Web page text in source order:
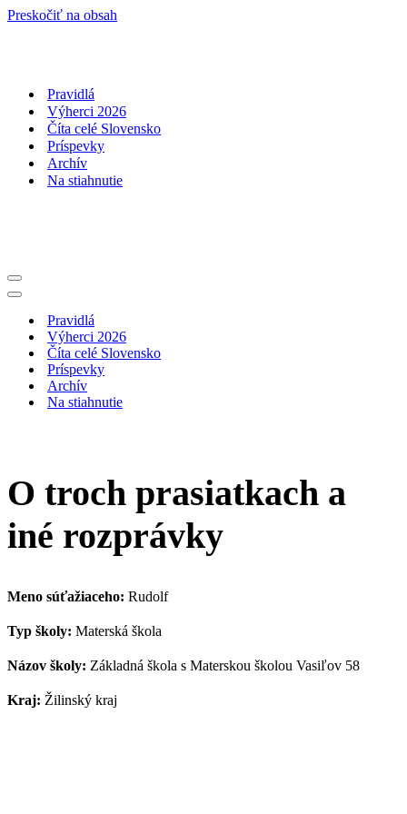
Preskočiť na obsah
Pravidlá
Výherci 2026
Číta celé Slovensko
Príspevky
Archív
Na stiahnutie
Menu
navigácie
Menu
navigáciePravidlá
Výherci 2026
Číta celé Slovensko
Príspevky
Archív
Na stiahnutie
O troch prasiatkach a
iné rozprávky
Meno súťažiaceho: Rudolf
Typ školy: Materská škola
Názov školy: Základná škola s Materskou školou Vasiľov 58
Kraj: Žilinský kraj